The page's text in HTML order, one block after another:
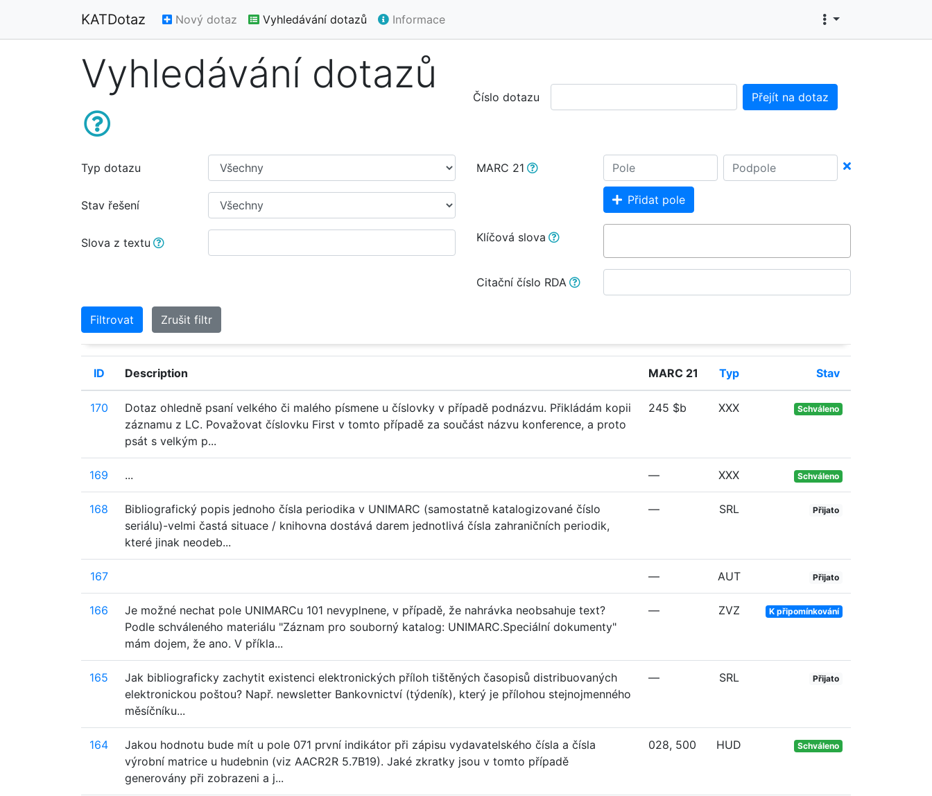
KATDotaz Nový dotaz Vyhledávání dotazů Informace
Vyhledávání dotazů Číslo dotazu Přejít na dotaz
Typ dotazu
Stav řešení
Slova z textu
MARC 21
Přidat pole
Klíčová slova
Citační číslo RDA
Filtrovat Zrušit filtr
ID Description MARC 21 Typ Stav
170
Dotaz ohledně psaní velkého či malého písmene u číslovky v případě podnázvu. Přikládám kopii
záznamu z LC. Považovat číslovku First v tomto případě za součást názvu konference, a proto
psát s velkým p...
245 $b XXX Schváleno
169 ... — XXX Schváleno
168
Bibliografický popis jednoho čísla periodika v UNIMARC (samostatně katalogizované číslo
seriálu)-velmi častá situace / knihovna dostává darem jednotlivá čísla zahraničních periodik,
které jinak neodeb...
— SRL Přijato
167 — AUT Přijato
166
Je možné nechat pole UNIMARCu 101 nevyplnene, v případě, že nahrávka neobsahuje text?
Podle schváleného materiálu "Záznam pro souborný katalog: UNIMARC.Speciální dokumenty"
mám dojem, že ano. V příkla...
— ZVZ K připomínkování
165
Jak bibliograficky zachytit existenci elektronických příloh tištěných časopisů distribuovaných
elektronickou poštou? Např. newsletter Bankovnictví (týdeník), který je přílohou stejnojmenného
měsíčníku...
— SRL Přijato
164
Jakou hodnotu bude mít u pole 071 první indikátor při zápisu vydavatelského čísla a čísla
výrobní matrice u hudebnin (viz AACR2R 5.7B19). Jaké zkratky jsou v tomto případě
generovány při zobrazeni a j...
028, 500 HUD Schváleno